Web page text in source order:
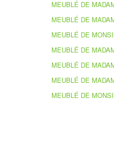
MEUBLÉ DE
MEUBLÉ DE
MEUBLÉ DE
MEUBLÉ DE
MEUBLÉ DE
MEUBLÉ DE
MEUBLÉ DE